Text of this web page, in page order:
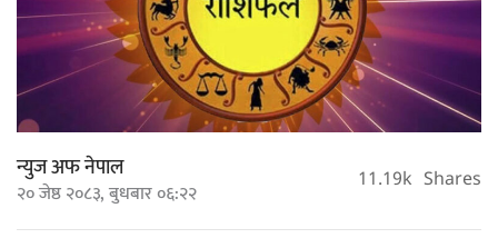
न्युज अफ नेपाल
२० जेष्ठ २०८३, बुधबार ०६:२२ 11.19k Shares